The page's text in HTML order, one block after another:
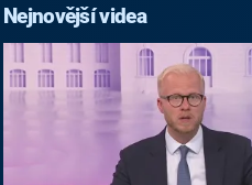
Nejnovější videa